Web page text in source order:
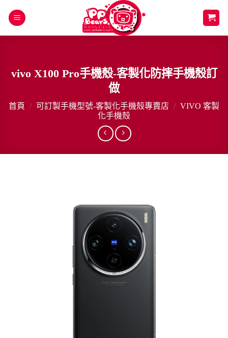
vivo X100 Pro手機殼-客製化防摔手機殼訂
做
首頁 / 可訂製手機型號-客製化手機殼專賣店 / VIVO 客製
化手機殼